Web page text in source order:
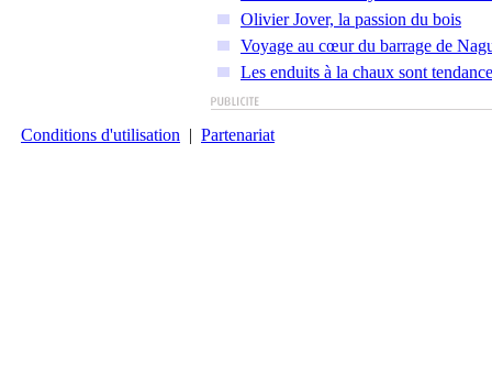
Olivier Jover, la passion du bois
Voyage au cœur du barrage de
Les enduits à la chaux sont tendance
Conditions d'utilisation | Partenariat